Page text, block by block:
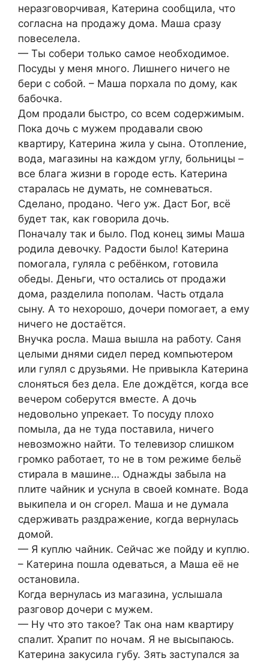
неразговорчивая, Катерина сообщила, что
согласна на продажу дома. Маша сразу
повеселела.
— Ты собери только самое необходимое.
Посуды у меня много. Лишнего ничего не
бери с собой. – Маша порхала по дому, как
бабочка.
Дом продали быстро, со всем содержимым.
Пока дочь с мужем продавали свою
квартиру, Катерина жила у сына. Отопление,
вода, магазины на каждом углу, больницы –
все блага жизни в городе есть. Катерина
старалась не думать, не сомневаться.
Сделано, продано. Чего уж. Даст Бог, всё
будет так, как говорила дочь.
Поначалу так и было. Под конец зимы Маша
родила девочку. Радости было! Катерина
помогала, гуляла с ребёнком, готовила
обеды. Деньги, что остались от продажи
дома, разделила пополам. Часть отдала
сыну. А то нехорошо, дочери помогает, а ему
ничего не достаётся.
Внучка росла. Маша вышла на работу. Саня
целыми днями сидел перед компьютером
или гулял с друзьями. Не привыкла Катерина
слоняться без дела. Еле дождётся, когда все
вечером соберутся вместе. А дочь
недовольно упрекает. То посуду плохо
помыла, да не туда поставила, ничего
невозможно найти. То телевизор слишком
громко работает, то не в том режиме бельё
стирала в машине… Однажды забыла на
плите чайник и уснула в своей комнате. Вода
выкипела и он сгорел. Маша и не думала
сдерживать раздражение, когда вернулась
домой.
— Я куплю чайник. Сейчас же пойду и куплю.
– Катерина пошла одеваться, а Маша её не
остановила.
Когда вернулась из магазина, услышала
разговор дочери с мужем.
— Ну что это такое? Так она нам квартиру
спалит. Храпит по ночам. Я не высыпаюсь.
Катерина закусила губу. Зять заступался за